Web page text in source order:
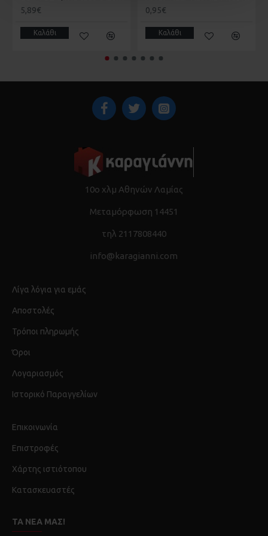
5,89€
Καλάθι
0,95€
Καλάθι
10ο χλμ Αθηνών Λαμίας
Μεταμόρφωση 14451
τηλ 2117808440
info@karagianni.com
Λίγα λόγια για εμάς
Αποστολές
Τρόποι πληρωμής
Όροι
Λογαριασμός
Ιστορικό Παραγγελίων
Επικοινωνία
Επιστροφές
Χάρτης ιστιότοπου
Κατασκευαστές
ΤΑ ΝΈΑ ΜΑΣ!